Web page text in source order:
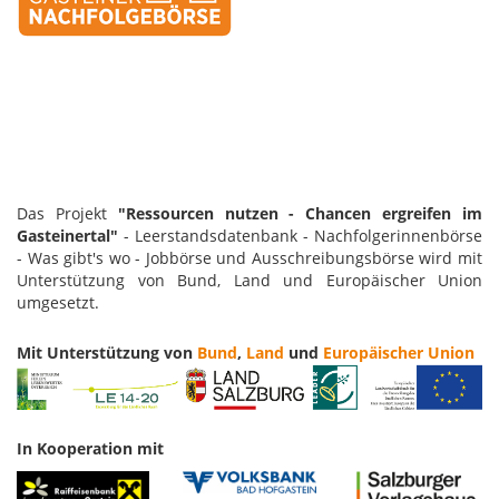
Das Projekt "Ressourcen nutzen - Chancen ergreifen im
Gasteinertal" - Leerstandsdatenbank - Nachfolgerinnenbörse
- Was gibt's wo - Jobbörse und Ausschreibungsbörse wird mit
Unterstützung von Bund, Land und Europäischer Union
umgesetzt.
Mit Unterstützung von Bund, Land und Europäischer Union
In Kooperation mit